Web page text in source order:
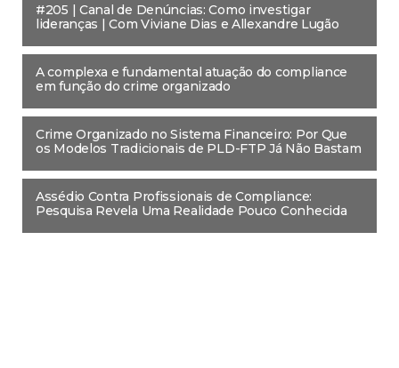
#205 | Canal de Denúncias: Como investigar
lideranças | Com Viviane Dias e Allexandre Lugão
A complexa e fundamental atuação do compliance
em função do crime organizado
Crime Organizado no Sistema Financeiro: Por Que
os Modelos Tradicionais de PLD-FTP Já Não Bastam
Assédio Contra Profissionais de Compliance:
Pesquisa Revela Uma Realidade Pouco Conhecida